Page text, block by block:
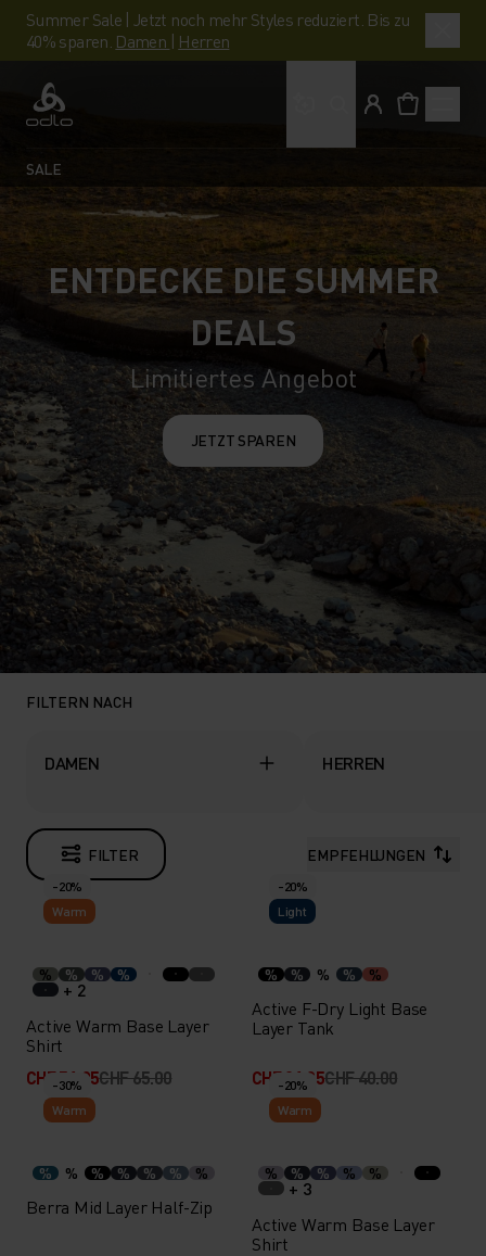
Summer Sale | Jetzt noch mehr Styles reduziert. Bis zu
40% sparen. Damen | Herren
Odlo
SALE
ENTDECKE DIE SUMMER
DEALS
Limitiertes Angebot
JETZT SPAREN
FILTERN NACH
DAMEN HERREN
FILTER EMPFEHLUNGEN
-20%
Warm
% % % %
+ 2
Active Warm Base Layer
Shirt
CHF 51.95CHF 65.00
-20%
Light
% % % % %
Active F-Dry Light Base
Layer Tank
CHF 31.95CHF 40.00
-30%
Warm
% % % % % % %
Berra Mid Layer Half-Zip
-20%
Warm
% % % % %
+ 3
Active Warm Base Layer
Shirt